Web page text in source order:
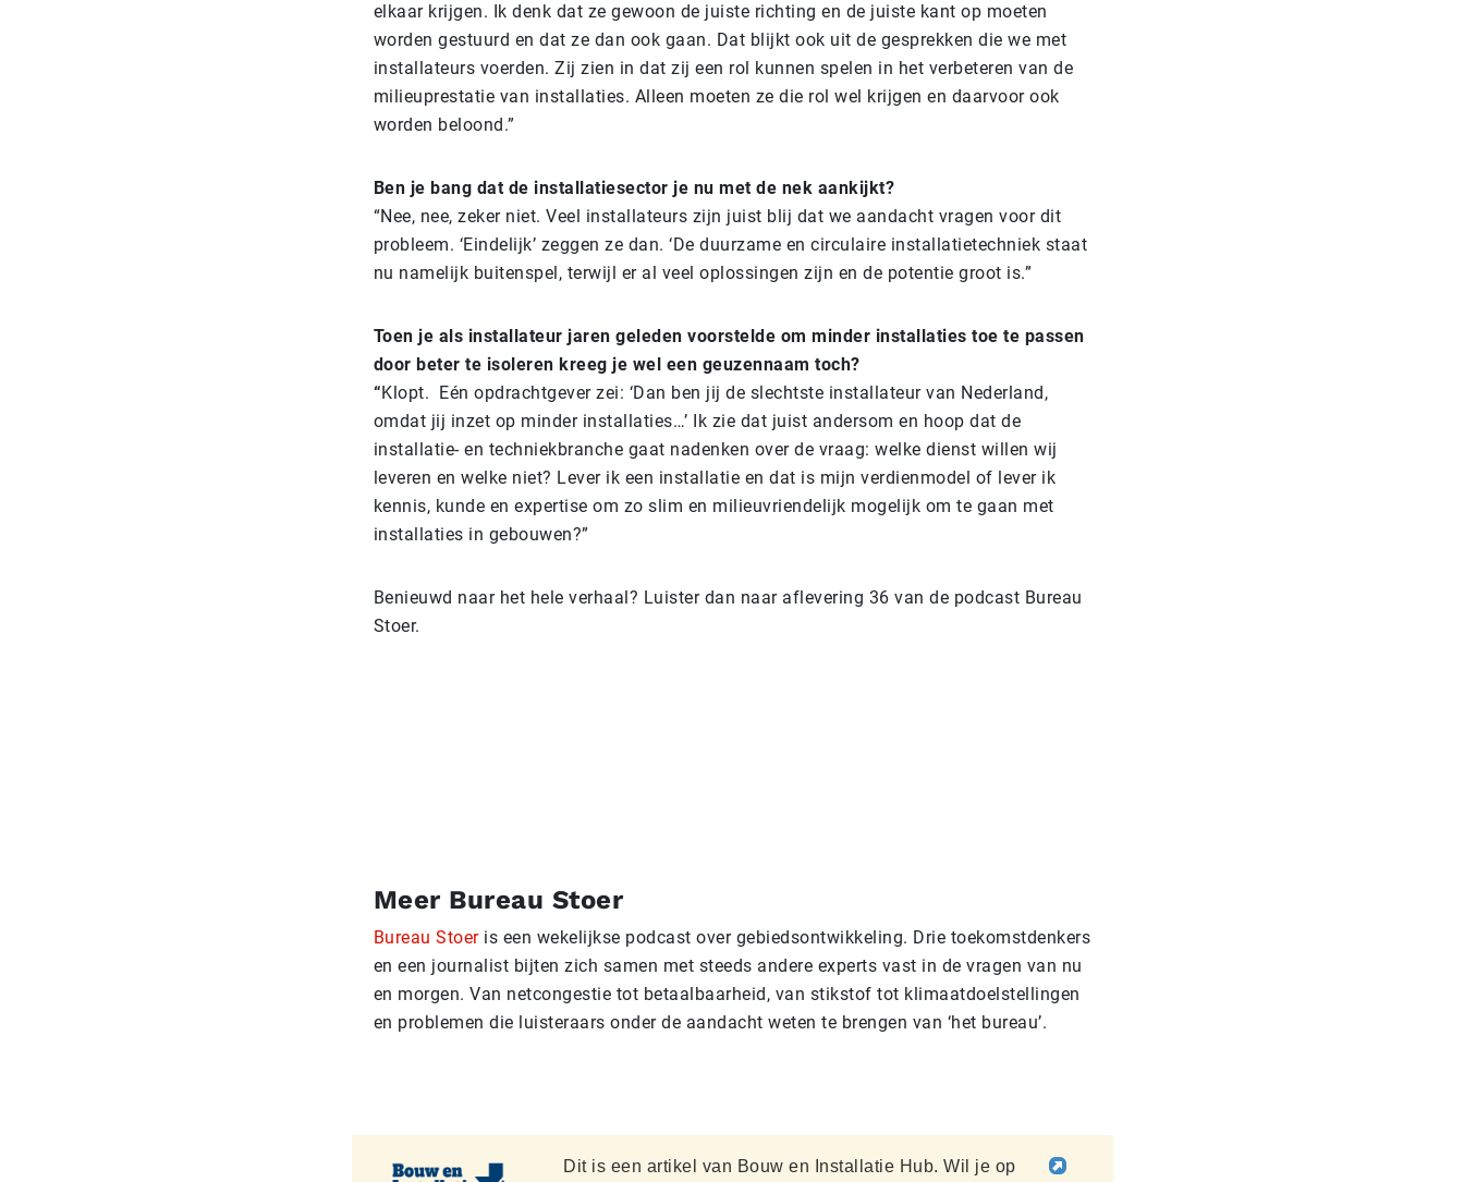
elkaar krijgen. Ik denk dat ze gewoon de juiste richting en de juiste kant op moeten
worden gestuurd en dat ze dan ook gaan. Dat blijkt ook uit de gesprekken die we met
installateurs voerden. Zij zien in dat zij een rol kunnen spelen in het verbeteren van de
milieuprestatie van installaties. Alleen moeten ze die rol wel krijgen en daarvoor ook
worden beloond.”
Ben je bang dat de installatiesector je nu met de nek aankijkt?
“Nee, nee, zeker niet. Veel installateurs zijn juist blij dat we aandacht vragen voor dit
probleem. ‘Eindelijk’ zeggen ze dan. ‘De duurzame en circulaire installatietechniek staat
nu namelijk buitenspel, terwijl er al veel oplossingen zijn en de potentie groot is.”
Toen je als installateur jaren geleden voorstelde om minder installaties toe te passen
door beter te isoleren kreeg je wel een geuzennaam toch?
“Klopt. Eén opdrachtgever zei: ‘Dan ben jij de slechtste installateur van Nederland,
omdat jij inzet op minder installaties…’ Ik zie dat juist andersom en hoop dat de
installatie- en techniekbranche gaat nadenken over de vraag: welke dienst willen wij
leveren en welke niet? Lever ik een installatie en dat is mijn verdienmodel of lever ik
kennis, kunde en expertise om zo slim en milieuvriendelijk mogelijk om te gaan met
installaties in gebouwen?”
Benieuwd naar het hele verhaal? Luister dan naar aflevering 36 van de podcast Bureau
Stoer.
Meer Bureau Stoer
Bureau Stoeris een wekelijkse podcast over gebiedsontwikkeling. Drie toekomstdenkers
en een journalist bijten zich samen met steeds andere experts vast in de vragen van nu
en morgen. Van netcongestie tot betaalbaarheid, van stikstof tot klimaatdoelstellingen
en problemen die luisteraars onder de aandacht weten te brengen van ‘het bureau’.
Dit is een artikel van Bouw en Installatie Hub. Wil je op